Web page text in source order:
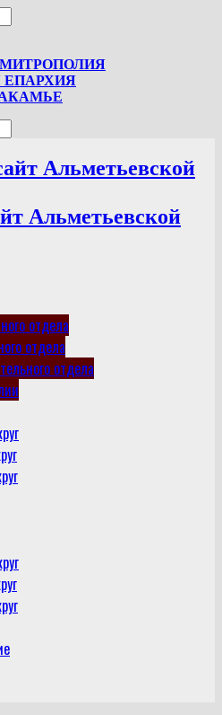
Альметьевской
отдела
отдела
отдела